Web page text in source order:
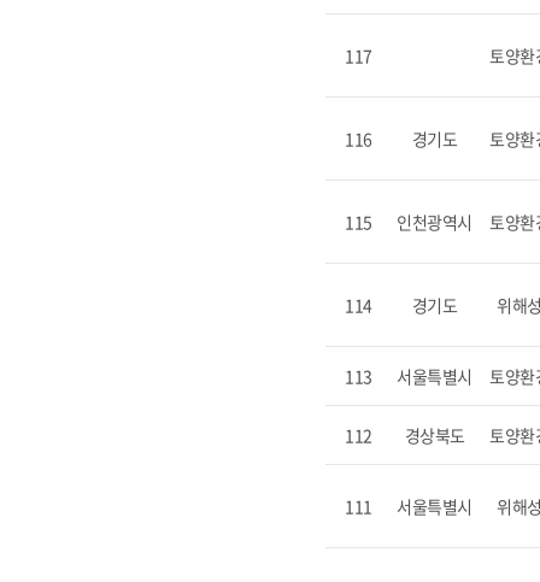
117 토양환
116 경기도 토양환
115 인천광역시 토양환
114 경기도 위해
113 서울특별시 토양환
112 경상북도 토양환
111 서울특별시 위해